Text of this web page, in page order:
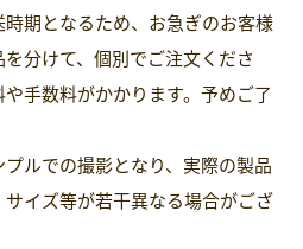
期となるため、お急ぎのお客様
分けて、個別でご注文くださ
手数料がかかります。予めご了
ルでの撮影となり、実際の製品
イズ等が若干異なる場合がござ